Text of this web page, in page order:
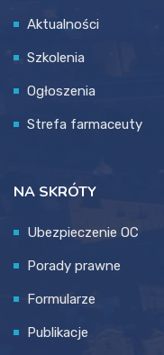
Aktualności
Szkolenia
Ogłoszenia
Strefa farmaceuty
NA SKRÓTY
Ubezpieczenie OC
Porady prawne
Formularze
Publikacje